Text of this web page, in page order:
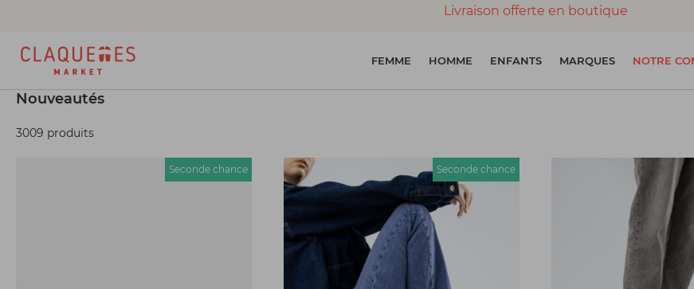
Livraison offerte en boutique
FEMME HOMME ENFANTS MARQUES NOTRE
Nouveautés
3009 produits
Seconde chance Seconde chance